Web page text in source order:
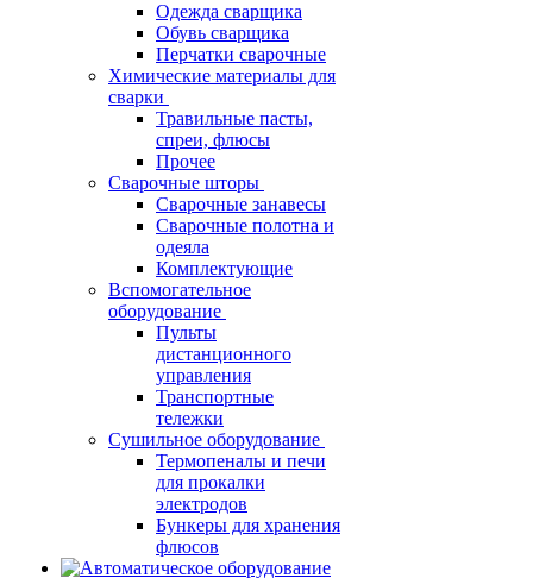
Одежда сварщика
Обувь сварщика
Перчатки сварочные
Химические материалы для
сварки
Травильные пасты,
спреи, флюсы
Прочее
Сварочные шторы
Сварочные занавесы
Сварочные полотна и
одеяла
Комплектующие
Вспомогательное
оборудование
Пульты
дистанционного
управления
Транспортные
тележки
Сушильное оборудование
Термопеналы и печи
для прокалки
электродов
Бункеры для хранения
флюсов